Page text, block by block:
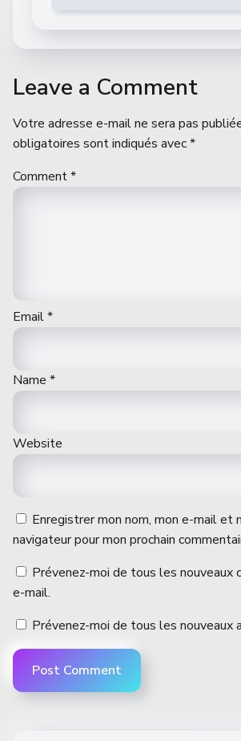
Leave a Comment
Votre adresse e-mail ne sera pas
obligatoires sont indiqués avec*
Comment*
Email*
Name *
Website
Enregistrer mon nom, mon e-mail et
navigateur pour mon prochain
Prévenez-moi de tous les nouveaux
e-mail.
Prévenez-moi de tous les nouveaux